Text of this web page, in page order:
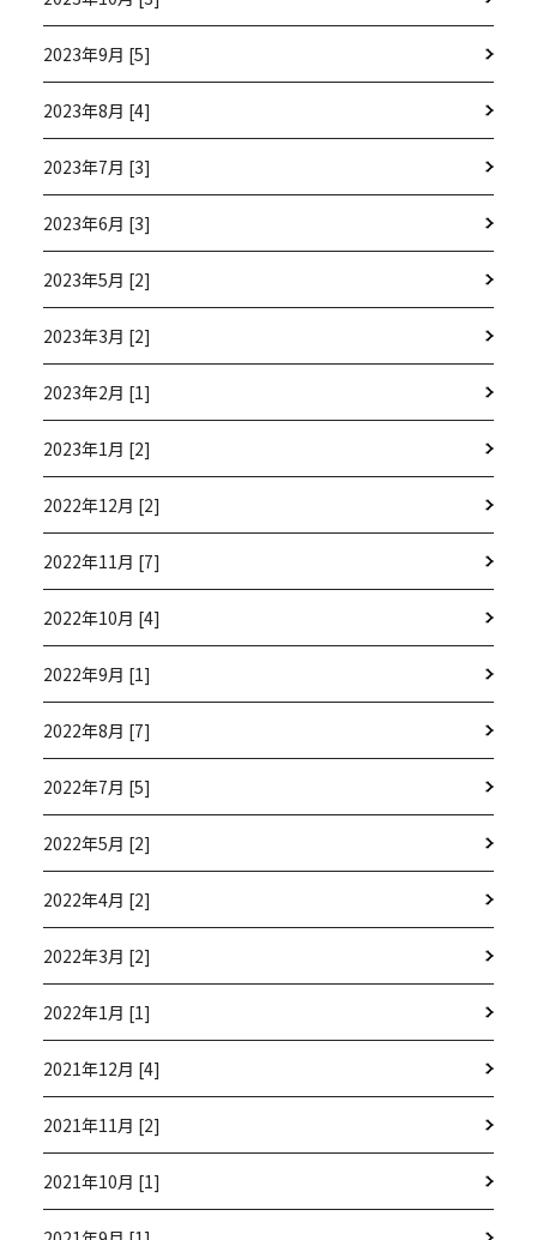
2023年9月 [5]
2023年8月 [4]
2023年7月 [3]
2023年6月 [3]
2023年5月 [2]
2023年3月 [2]
2023年2月 [1]
2023年1月 [2]
2022年12月 [2]
2022年11月 [7]
2022年10月 [4]
2022年9月 [1]
2022年8月 [7]
2022年7月 [5]
2022年5月 [2]
2022年4月 [2]
2022年3月 [2]
2022年1月 [1]
2021年12月 [4]
2021年11月 [2]
2021年10月 [1]